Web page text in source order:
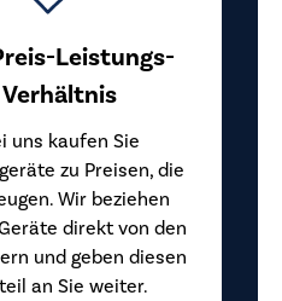
Leistungs-
Verhältnis
uns kaufen Sie
zu Preisen, die
Wir beziehen
direkt von den
und geben diesen
an Sie weiter.